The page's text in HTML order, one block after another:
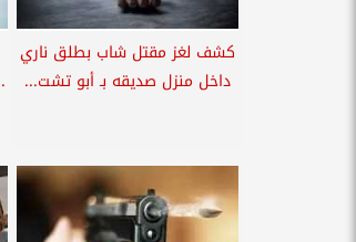
كشف لغز مقتل شاب بطلق ناري
داخل منزل صديقه بـ أبو تشت...